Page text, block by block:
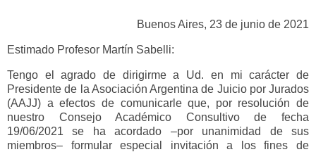
Buenos Aires, 23 de junio de 2021
Estimado Profesor Martín Sabelli:
Tengo el agrado de dirigirme a Ud. en mi carácter de
Presidente de la Asociación Argentina de Juicio por Jurados
(AAJJ) a efectos de comunicarle que, por resolución de
nuestro Consejo Académico Consultivo de fecha
19/06/2021 se ha acordado –por unanimidad de sus
miembros– formular especial invitación a los fines de